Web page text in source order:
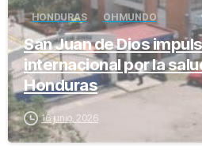
HONDURAS OH MUNDO
San Juan de Dios
internacional por la
Honduras
16 junio, 2026